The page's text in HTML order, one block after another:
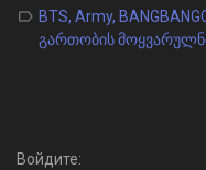
BTS, Army,
გართობის
Войдите: